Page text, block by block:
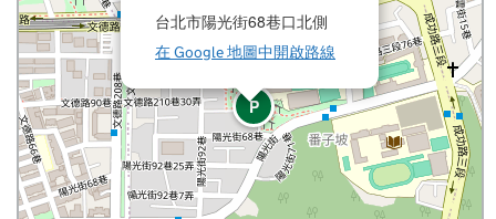
P
台北市陽光街68巷口北側
在 Google 地圖中開啟路線